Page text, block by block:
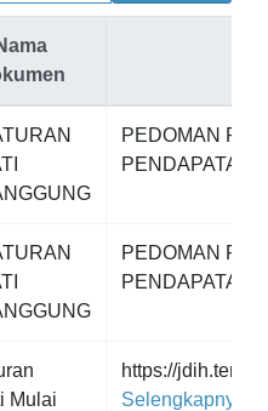
PEDOMAN
PENDAPATAN
PEDOMAN
PENDAPATAN
Mulai
https://
Selengkapnya..